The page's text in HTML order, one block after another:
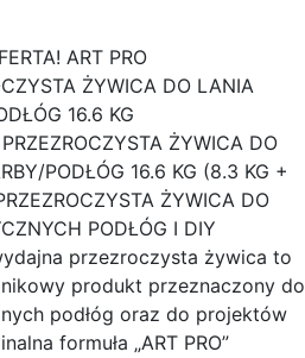
ART PRO
ŻYWICA DO LANIA
16.6 KG
ŻYWICA DO
PODŁÓG 16.6 KG (8.3 KG +
ŻYWICA DO
PODŁÓG I DIY
przezroczysta żywica to
produkt przeznaczony do
podłóg oraz do projektów
formuła „ART PRO”